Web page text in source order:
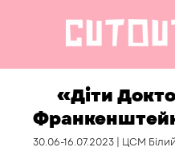
«Діти
30.06-16.07.2023| ЦСМ Білий